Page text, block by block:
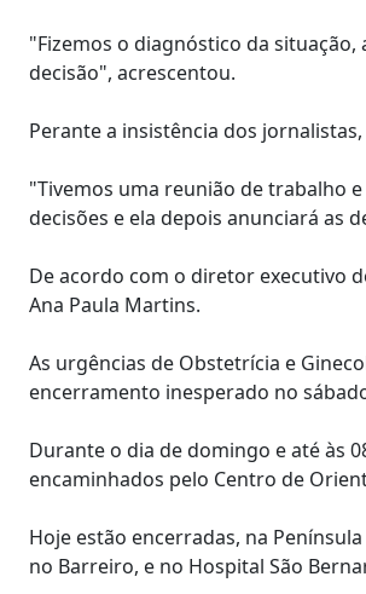
"Fizemos o diagnóstico da
decisão", acrescentou.
Perante a insistência dos
"Tivemos uma reunião de trabalho
decisões e ela depois anunciará as
De acordo com o diretor executivo
Ana Paula Martins.
As urgências de Obstetrícia e
encerramento inesperado no
Durante o dia de domingo e até às
encaminhados pelo Centro de
Hoje estão encerradas, na
no Barreiro, e no Hospital São